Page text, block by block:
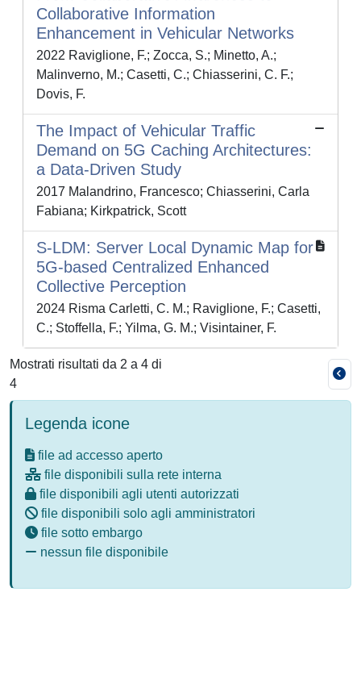
Collaborative Information
Enhancement in Vehicular Networks
2022 Raviglione, F.; Zocca, S.; Minetto, A.;
Malinverno, M.; Casetti, C.; Chiasserini, C. F.;
Dovis, F.
The Impact of Vehicular Traffic
Demand on 5G Caching Architectures:
a Data-Driven Study
2017 Malandrino, Francesco; Chiasserini, Carla
Fabiana; Kirkpatrick, Scott
S-LDM: Server Local Dynamic Map for
5G-based Centralized Enhanced
Collective Perception
2024 Risma Carletti, C. M.; Raviglione, F.; Casetti,
C.; Stoffella, F.; Yilma, G. M.; Visintainer, F.
Mostrati risultati da 2 a 4 di
4
Legenda icone
file ad accesso aperto
file disponibili sulla rete interna
file disponibili agli utenti autorizzati
file disponibili solo agli amministratori
file sotto embargo
nessun file disponibile